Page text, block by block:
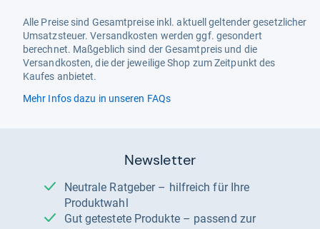
Alle Preise sind Gesamtpreise inkl. aktuell geltender gesetzlicher
Umsatzsteuer. Versandkosten werden ggf. gesondert
berechnet. Maßgeblich sind der Gesamtpreis und die
Versandkosten, die der jeweilige Shop zum Zeitpunkt des
Kaufes anbietet.
Mehr Infos dazu in unseren FAQs
Newsletter
Neutrale Ratgeber – hilfreich für Ihre
Produktwahl
Gut getestete Produkte – passend zur